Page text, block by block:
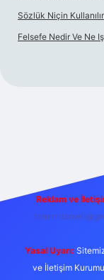
Sözlük Niçin Kullanılır
Felsefe Nedir Ve Ne
Reklam ve
Yasal Uyarı:
ve İletişim